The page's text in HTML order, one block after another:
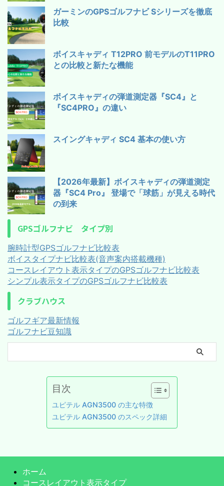
ガーミンのGPSゴルフナビ Sシリーズを徹底
比較
ボイスキャディ T12PRO 前モデルのT11PRO
との比較と新たな機能
ボイスキャディの弾道測定器『SC4』と
『SC4PRO』の違い
スイングキャディ SC4 基本の使い方
【2026年最新】ボイスキャディの弾道測定
器『SC4 Pro』 登場で「球筋」が見える時代
の到来
GPSゴルフナビ タイプ別
腕時計型GPSゴルフナビ比較表
ボイスタイプナビ比較表(音声案内搭載機種)
コースレイアウト表示タイプのGPSゴルフナビ比較表
シンプル表示タイプのGPSゴルフナビ比較表
クラブハウス
ゴルフギア最新情報
ゴルフナビ豆知識
目次
ユピテル AGN3500 の主な特徴
ユピテル AGN3500 のスペック詳細
ホーム
コースレイアウト表示タイプ